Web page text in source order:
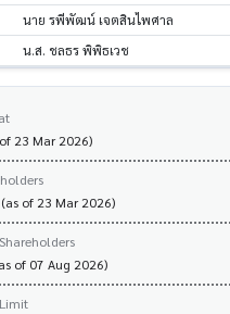
นาย รพีพัฒน์ เจตสินไพศาล
น.ส. ชลธร พิพิธเวช
23 Mar 2026)
of 23 Mar 2026)
of 07 Aug 2026)